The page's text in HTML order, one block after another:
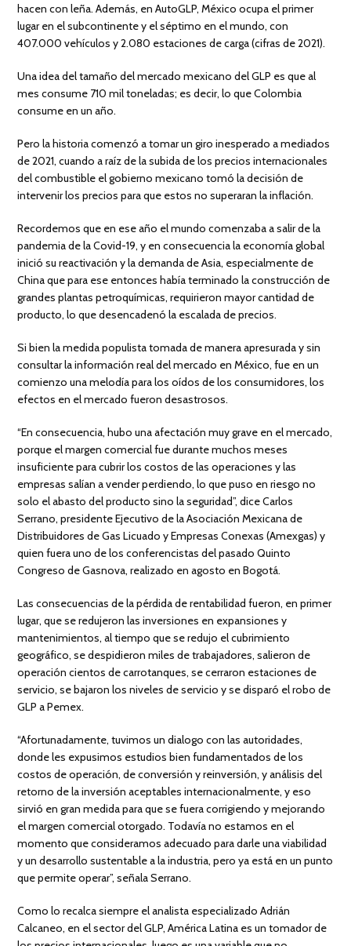
hacen con leña. Además, en AutoGLP, México ocupa el primer
lugar en el subcontinente y el séptimo en el mundo, con
407.000 vehículos y 2.080 estaciones de carga (cifras de 2021).
Una idea del tamaño del mercado mexicano del GLP es que al
mes consume 710 mil toneladas; es decir, lo que Colombia
consume en un año.
Pero la historia comenzó a tomar un giro inesperado a mediados
de 2021, cuando a raíz de la subida de los precios internacionales
del combustible el gobierno mexicano tomó la decisión de
intervenir los precios para que estos no superaran la inflación.
Recordemos que en ese año el mundo comenzaba a salir de la
pandemia de la Covid-19, y en consecuencia la economía global
inició su reactivación y la demanda de Asia, especialmente de
China que para ese entonces había terminado la construcción de
grandes plantas petroquímicas, requirieron mayor cantidad de
producto, lo que desencadenó la escalada de precios.
Si bien la medida populista tomada de manera apresurada y sin
consultar la información real del mercado en México, fue en un
comienzo una melodía para los oídos de los consumidores, los
efectos en el mercado fueron desastrosos.
“En consecuencia, hubo una afectación muy grave en el mercado,
porque el margen comercial fue durante muchos meses
insuficiente para cubrir los costos de las operaciones y las
empresas salían a vender perdiendo, lo que puso en riesgo no
solo el abasto del producto sino la seguridad”, dice Carlos
Serrano, presidente Ejecutivo de la Asociación Mexicana de
Distribuidores de Gas Licuado y Empresas Conexas (Amexgas) y
quien fuera uno de los conferencistas del pasado Quinto
Congreso de Gasnova, realizado en agosto en Bogotá.
Las consecuencias de la pérdida de rentabilidad fueron, en primer
lugar, que se redujeron las inversiones en expansiones y
mantenimientos, al tiempo que se redujo el cubrimiento
geográfico, se despidieron miles de trabajadores, salieron de
operación cientos de carrotanques, se cerraron estaciones de
servicio, se bajaron los niveles de servicio y se disparó el robo de
GLP a Pemex.
“Afortunadamente, tuvimos un dialogo con las autoridades,
donde les expusimos estudios bien fundamentados de los
costos de operación, de conversión y reinversión, y análisis del
retorno de la inversión aceptables internacionalmente, y eso
sirvió en gran medida para que se fuera corrigiendo y mejorando
el margen comercial otorgado. Todavía no estamos en el
momento que consideramos adecuado para darle una viabilidad
y un desarrollo sustentable a la industria, pero ya está en un punto
que permite operar”, señala Serrano.
Como lo recalca siempre el analista especializado Adrián
Calcaneo, en el sector del GLP, América Latina es un tomador de